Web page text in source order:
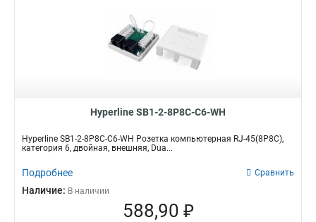
Hyperline SB1-2-8P8C-C6-WH
Hyperline SB1-2-8P8C-C6-WH Розетка компьютерная RJ-45(8P8C),
категория 6, двойная, внешняя, Dua...
Подробнее Сравнить
Наличие: В наличии
588,90 ₽